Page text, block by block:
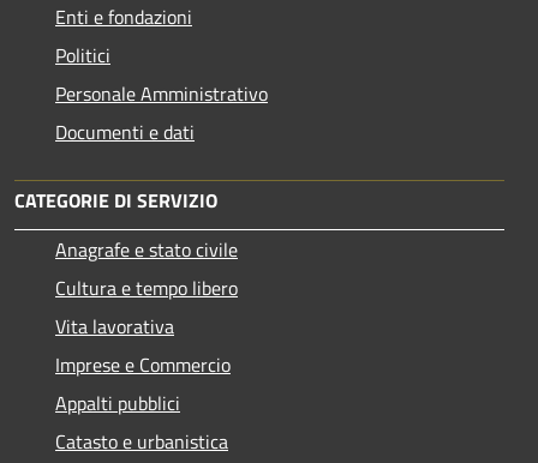
Enti e fondazioni
Politici
Personale Amministrativo
Documenti e dati
CATEGORIE DI SERVIZIO
Anagrafe e stato civile
Cultura e tempo libero
Vita lavorativa
Imprese e Commercio
Appalti pubblici
Catasto e urbanistica